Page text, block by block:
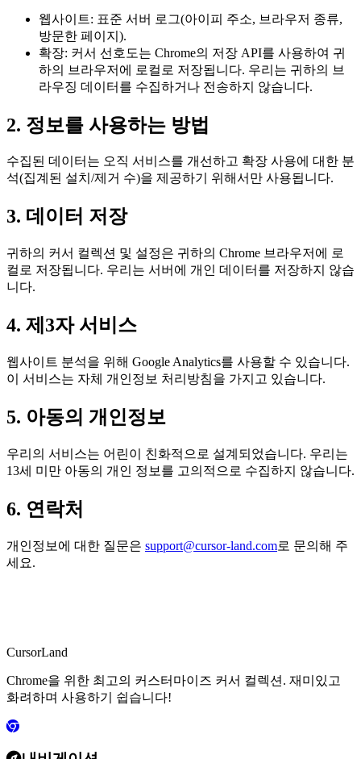
웹사이트: 표준 서버 로그(아이피 주소, 브라우저 종류,
방문한 페이지).
확장: 커서 선호도는 Chrome의 저장 API를 사용하여 귀
하의 브라우저에 로컬로 저장됩니다. 우리는 귀하의 브
라우징 데이터를 수집하거나 전송하지 않습니다.
2. 정보를 사용하는 방법
수집된 데이터는 오직 서비스를 개선하고 확장 사용에 대한 분
석(집계된 설치/제거 수)을 제공하기 위해서만 사용됩니다.
3. 데이터 저장
귀하의 커서 컬렉션 및 설정은 귀하의 Chrome 브라우저에 로
컬로 저장됩니다. 우리는 서버에 개인 데이터를 저장하지 않습
니다.
4. 제3자 서비스
웹사이트 분석을 위해 Google Analytics를 사용할 수 있습니다.
이 서비스는 자체 개인정보 처리방침을 가지고 있습니다.
5. 아동의 개인정보
우리의 서비스는 어린이 친화적으로 설계되었습니다. 우리는
13세 미만 아동의 개인 정보를 고의적으로 수집하지 않습니다.
6. 연락처
개인정보에 대한 질문은 support@cursor-land.com로 문의해 주
세요.
CursorLand
Chrome을 위한 최고의 커스터마이즈 커서 컬렉션. 재미있고
화려하며 사용하기 쉽습니다!